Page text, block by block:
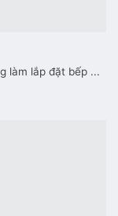
làm lắp đặt bếp ...